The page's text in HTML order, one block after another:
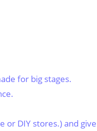
for big stages.
or DIY stores.) and